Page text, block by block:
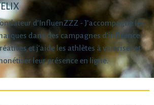
d’InfluenZZZ - J’accompagne les
dans des campagnes d’influence
et j’aide les athlètes à valoriser et
leur présence en ligne.